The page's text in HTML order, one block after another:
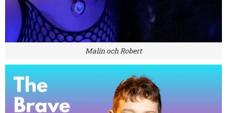
Malin och Robert